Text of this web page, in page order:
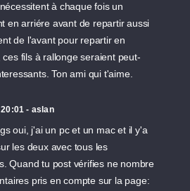
à chaque fois un
en arriére avant de repartir aussi
de l'avant pour repartir en
fils à rallonge seraient peut-
Ton ami qui t'aime.
- aslan
oui, j'ai un pc et un mac et il y'a
les deux avec tous les
Quand tu post vérifies ne nombre
pris en compte sur la page: